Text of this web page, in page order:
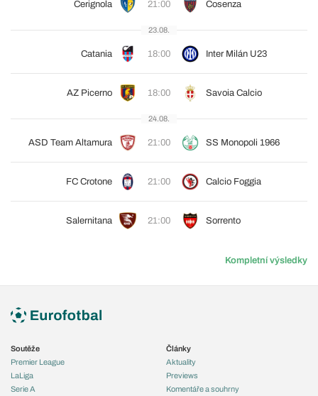
Cerignola 21:00 Cosenza
23.08.
Catania 18:00 Inter Milán U23
AZ Picerno 18:00 Savoia Calcio
24.08.
ASD Team Altamura 21:00 SS Monopoli 1966
FC Crotone 21:00 Calcio Foggia
Salernitana 21:00 Sorrento
Kompletní výsledky
Soutěže
Premier League
LaLiga
Serie A
Články
Aktuality
Previews
Komentáře a souhrny